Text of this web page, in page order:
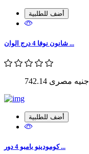
أضف للطلبية
شانون نوفا 4 درج الوان ...
742.14 جنيه مصرى
أضف للطلبية
كومودينو بامبو 4 دور ...